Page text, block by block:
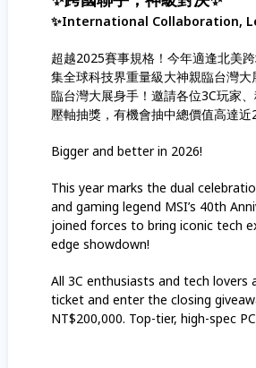
✨International Collaboration,
超越2025賽事規格！今年適逢北美
集全球科技界重量級大神親臨台灣
臨台灣大展身手！邀請各位3C玩家
壓軸抽獎，有機會抽中總價值高達
Bigger and better in 2026!
This year marks the dual
and gaming legend MSI’s 40th
joined forces to bring iconic tech
edge showdown!
All 3C enthusiasts and tech
ticket and enter the closing
NT$200,000. Top-tier, high-spec